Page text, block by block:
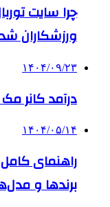
چرا سایت
ورزشکاران
۱۴۰۴/۰۹/۲۳
درآمد کانر
۱۴۰۴/۰۵/۱۴
راهنمای
برندها و